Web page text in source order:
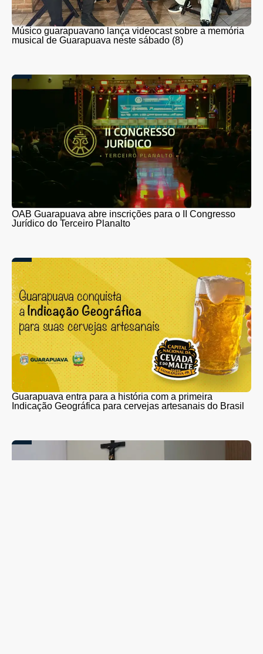
Músico guarapuavano lança videocast sobre a memória
musical de Guarapuava neste sábado (8)
OAB Guarapuava abre inscrições para o II Congresso
Jurídico do Terceiro Planalto
Guarapuava entra para a história com a primeira
Indicação Geográfica para cervejas artesanais do Brasil